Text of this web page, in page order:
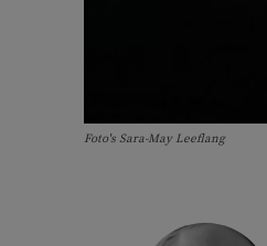
Foto's Sara-May Leeflang